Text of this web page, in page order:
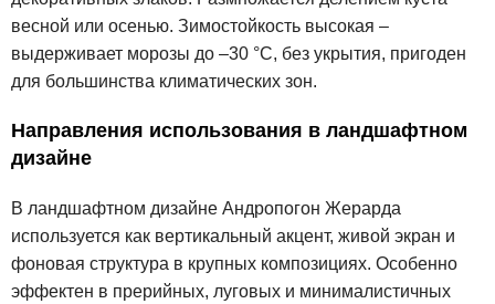
весной или осенью. Зимостойкость высокая –
выдерживает морозы до –30 °C, без укрытия, пригоден
для большинства климатических зон.
Направления использования в ландшафтном
дизайне
В ландшафтном дизайне Андропогон Жерарда
используется как вертикальный акцент, живой экран и
фоновая структура в крупных композициях. Особенно
эффектен в прерийных, луговых и минималистичных